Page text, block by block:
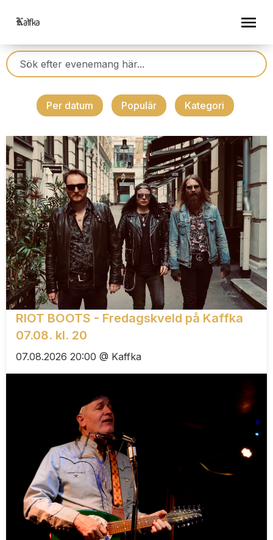
Per datum Populär Kategori
RIOT BOOTS - Fredagskveld på Kaffka
07.08. kl. 20
07.08.2026 20:00 @ Kaffka